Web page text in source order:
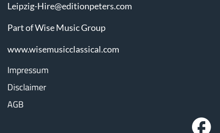
Leipzig-Hire@editionpeters.com
Part of Wise Music Group
www.wisemusicclassical.com
Impressum
Disclaimer
AGB